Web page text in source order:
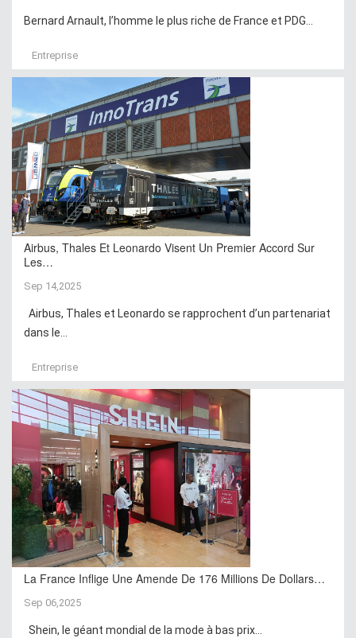
Bernard Arnault, l’homme le plus riche de France et PDG...
Entreprise
Airbus, Thales Et Leonardo Visent Un Premier Accord Sur
Les…
Sep 14,2025
Airbus, Thales et Leonardo se rapprochent d’un partenariat
dans le...
Entreprise
La France Inflige Une Amende De 176 Millions De Dollars…
Sep 06,2025
Shein, le géant mondial de la mode à bas prix...